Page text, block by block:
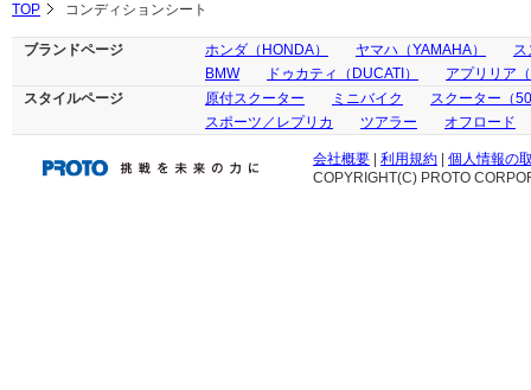
TOP コンディションシート
ブランドページ ホンダ（HONDA） ヤマハ（YAMAHA）
ス
BMW
ドゥカティ（DUCATI）
アプリリア
スタイルページ
原付スクーター ミニバイク
スクーター（
スポーツ／レプリカ
ツアラー オフロード
会社概要 利用規約
個人情報の
COPYRIGHT(C) PROTO